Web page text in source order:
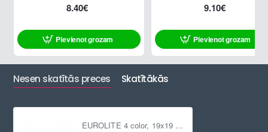
8.40€
Pievienot grozam
9.10€
Pievienot grozam
Nesen skatītās preces Skatītākās
EUROLITE 4 color, 19x19 cm, PAR56